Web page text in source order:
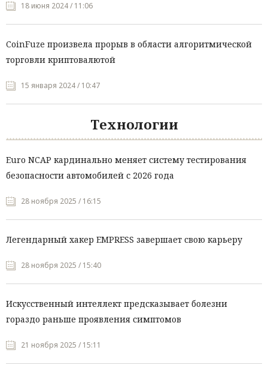
18 июня 2024 / 11:06
CoinFuze произвела прорыв в области алгоритмической
торговли криптовалютой
15 января 2024 / 10:47
Технологии
Euro NCAP кардинально меняет систему тестирования
безопасности автомобилей с 2026 года
28 ноября 2025 / 16:15
Легендарный хакер EMPRESS завершает свою карьеру
28 ноября 2025 / 15:40
Искусственный интеллект предсказывает болезни
гораздо раньше проявления симптомов
21 ноября 2025 / 15:11